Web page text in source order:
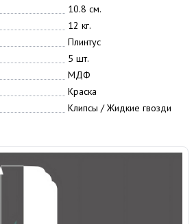
10.8 см.
12 кг.
Плинтус
5 шт.
МДФ
Краска
Клипсы / Жидкие гвозди